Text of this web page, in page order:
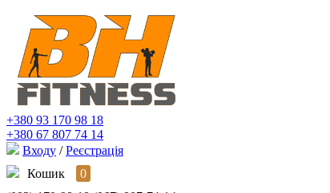
+380 93 170 98 18
+380 67 807 74 14
Входу / Реєстрація
Кошик
0